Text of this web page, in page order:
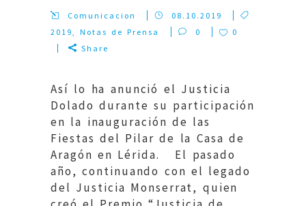
Comunicacion
08.10.2019
2019,Notas de Prensa 0
0
Share
Así lo ha anunció el Justicia
Dolado durante su participación
en la inauguración de las
Fiestas del Pilar de la Casa de
Aragón en Lérida. El pasado
año, continuando con el legado
del Justicia Monserrat, quien